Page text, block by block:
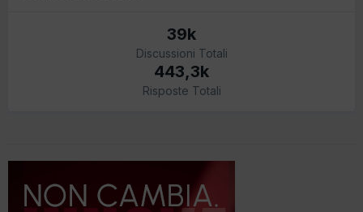
39k
Discussioni Totali
443,3k
Risposte Totali